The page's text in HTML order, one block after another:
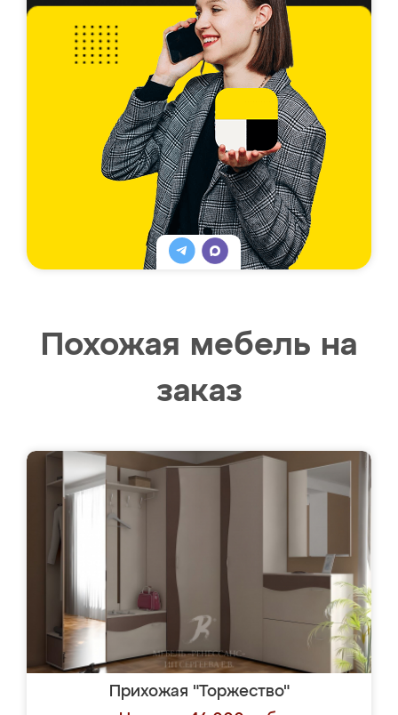
Похожая мебель на
заказ
Прихожая "Торжество"